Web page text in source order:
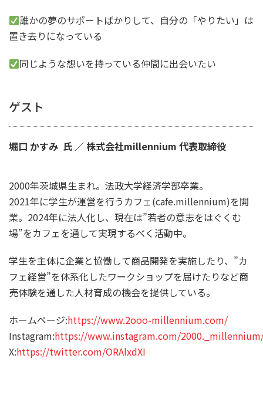
誰かの夢のサポートばかりして、自分の「やりたい」は
置き去りになっている
同じような想いを持っている仲間に出会いたい
ゲスト
堀口 かすみ 氏 ／ 株式会社millennium 代表取締役
2000年茨城県生まれ。法政大学経済学部卒業。
2021年に学生が運営を行うカフェ(cafe.millennium)を開
業。2024年に法人化し、現在は”若者の意志をはぐくむ
場”をカフェを通して実現するべく活動中。
学生を主体に企業と協働して商品開発を実施したり、”カ
フェ経営”を体系化したワークショップを届けたりなど商
売体験を通した人材育成の機会を提供している。
ホームページ:https://www.2ooo-millennium.com/
Instagram:https://www.instagram.com/
X:https://twitter.com/ORAlxdXI